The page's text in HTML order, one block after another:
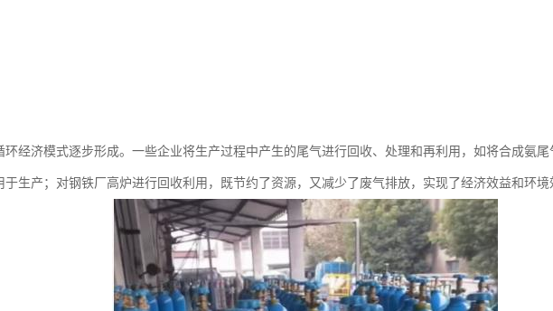
环经济模式逐步形成。一些企业将生产过程中产生的尾气进行回收、处理和再利用，如将合成氨
于生产；对钢铁厂高炉进行回收利用，既节约了资源，又减少了废气排放，实现了经济效益和环境